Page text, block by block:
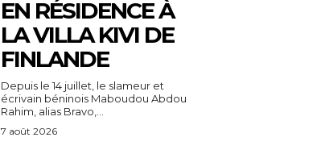
EN RÉSIDENCE À
LA VILLA KIVI DE
FINLANDE
Depuis le 14 juillet, le slameur et
écrivain béninois Maboudou Abdou
Rahim, alias Bravo,...
7 août 2026